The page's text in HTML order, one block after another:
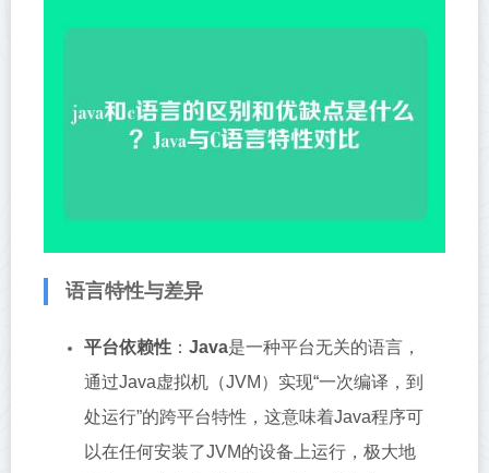
语言特性与差异
平台依赖性： Java是一种平台无关的语言，
通过Java虚拟机（JVM）实现“一次编译，到
处运行”的跨平台特性，这意味着Java程序可
以在任何安装了JVM的设备上运行，极大地